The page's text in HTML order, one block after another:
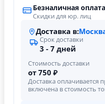
Безналичная оплата
Скидки для юр. лиц
Доставка в:
Срок доставки
3 - 7 дней
Стоимость доставки
от 750 ₽
Доставка оплачивается
включена в стоимость